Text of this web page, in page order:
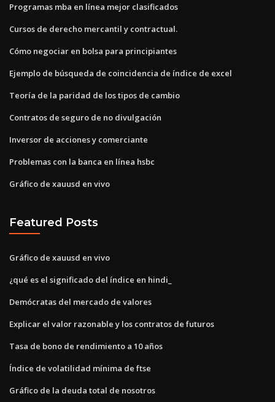
Programas mba en línea mejor clasificados
Cursos de derecho mercantil y contractual.
Cómo negociar en bolsa para principiantes
Ejemplo de búsqueda de coincidencia de índice de excel
Teoría de la paridad de los tipos de cambio
Contratos de seguro de no divulgación
Inversor de acciones y comerciante
Problemas con la banca en línea hsbc
Gráfico de xauusd en vivo
Featured Posts
Gráfico de xauusd en vivo
¿qué es el significado del índice en hindi_
Demócratas del mercado de valores
Explicar el valor razonable y los contratos de futuros
Tasa de bono de rendimiento a 10 años
Índice de volatilidad mínima de ftse
Gráfico de la deuda total de nosotros